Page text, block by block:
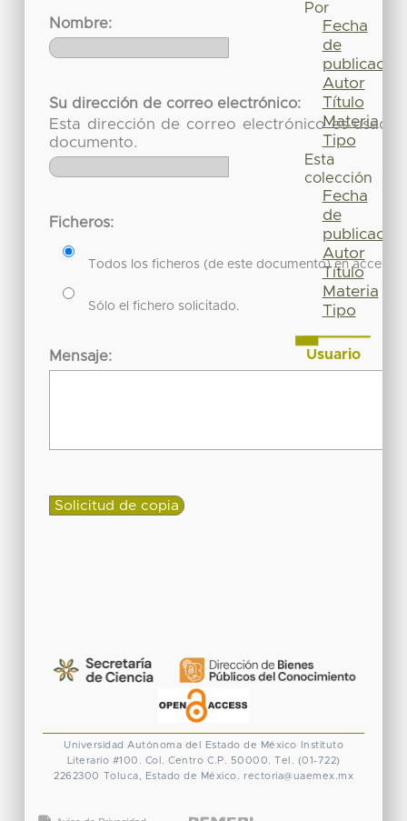
Nombre:
Su dirección de correo electrónico:
Esta dirección de correo electrónico es usada
documento.
Ficheros:
Todos los ficheros (de este documento) en acceso
Sólo el fichero solicitado.
Mensaje:
Por
Fecha
de
publicación
Autor
Título
Materia
Tipo
Esta
colección
Fecha
de
publicación
Autor
Título
Materia
Tipo
Usuario
Universidad Autónoma del Estado de México
Instituto
Literario #100. Col. Centro C.P. 50000. Tel. (01-722)
2262300 Toluca, Estado de México. rectoria@uaemex.mx